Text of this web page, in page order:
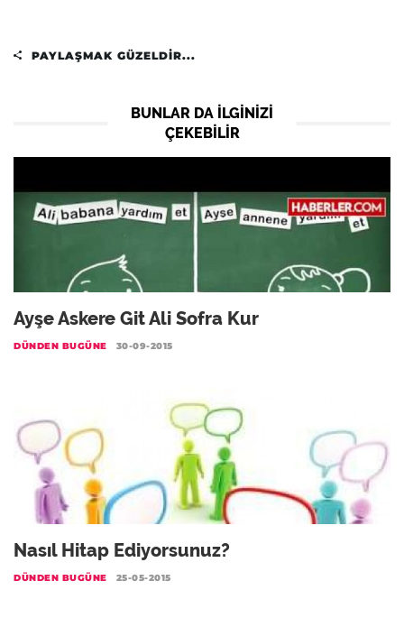
PAYLAŞMAK GÜZELDIR...
BUNLAR DA ILGINIZI
ÇEKEBILIR
Ayşe Askere Git Ali Sofra Kur
DÜNDEN BUGÜNE 30-09-2015
Nasıl Hitap Ediyorsunuz?
DÜNDEN BUGÜNE 25-05-2015